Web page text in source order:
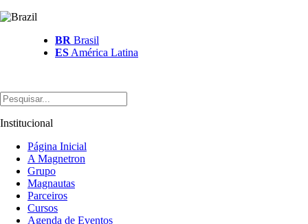
BR Brasil
ES América Latina
Institucional
Página Inicial
A Magnetron
Grupo
Magnautas
Parceiros
Cursos
Agenda de Eventos